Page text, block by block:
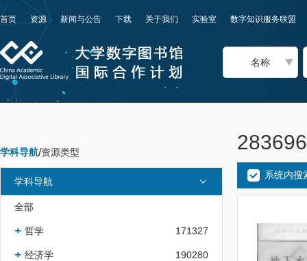
首页 资源 新闻与公告 下载 关于我们 实验室 数字知识服务联盟
名称
学科导航/资源类型
学科导航
全部
哲学 171327
经济学 190280
系统内搜